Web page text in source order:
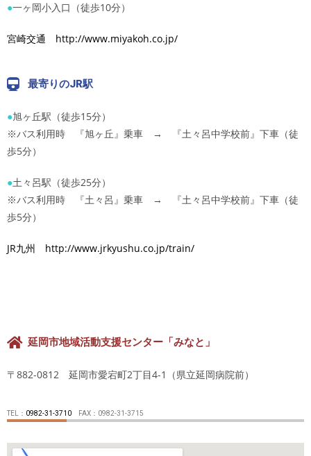
●一ヶ岡小入口（徒歩10分）
宮崎交通 http://www.miyakoh.co.jp/
最寄りのJR駅
●旭ヶ丘駅（徒歩15分）
※バス利用時 『旭ヶ丘』乗車 → 『土々呂中学校前』下車（徒
歩5分）
●土々呂駅（徒歩25分）
※バス利用時 『土々呂』乗車 → 『土々呂中学校前』下車（徒
歩5分）
JR九州 http://www.jrkyushu.co.jp/train/
延岡市地域活動支援センター「みなと」
〒882-0812 延岡市愛宕町2丁目4-1（県立延岡病院前）
TEL： 0982-31-3710 FAX：0982-31-3715